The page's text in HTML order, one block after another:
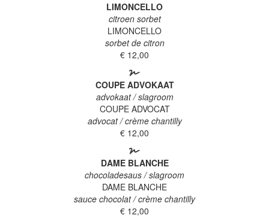
LIMONCELLO
citroen sorbet
LIMONCELLO
sorbet de citron
€ 12,00
COUPE ADVOKAAT
advokaat / slagroom
COUPE ADVOCAT
advocat / crème chantilly
€ 12,00
DAME BLANCHE
chocoladesaus / slagroom
DAME BLANCHE
sauce chocolat / crème chantilly
€ 12,00